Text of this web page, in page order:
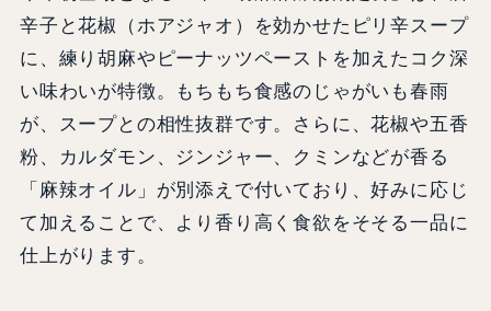
辛子と花椒（ホアジャオ）を効かせたピリ辛スープ
に、練り胡麻やピーナッツペーストを加えたコク深
い味わいが特徴。もちもち食感のじゃがいも春雨
が、スープとの相性抜群です。さらに、花椒や五香
粉、カルダモン、ジンジャー、クミンなどが香る
「麻辣オイル」が別添えで付いており、好みに応じ
て加えることで、より香り高く食欲をそそる一品に
仕上がります。